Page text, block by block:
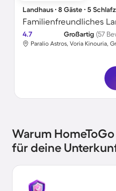
Landhaus ∙ 8 Gäste ∙ 5
4.7 Großartig (57
Paralio Astros, Voria Kinouria,
Warum
für deine